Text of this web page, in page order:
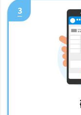
3